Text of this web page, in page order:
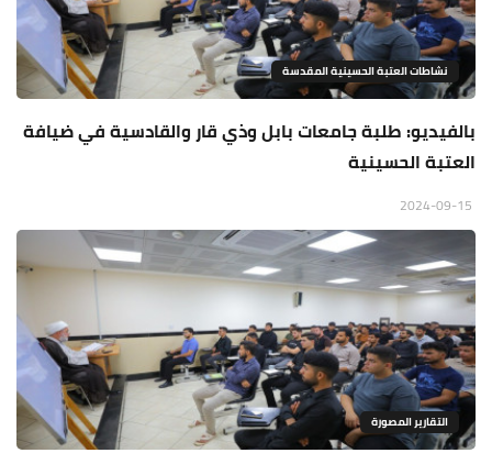
نشاطات العتبة الحسينية المقدسة
بالفيديو: طلبة جامعات بابل وذي قار والقادسية في ضيافة
العتبة الحسينية
التقارير المصورة